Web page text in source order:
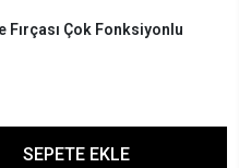
Fırçası Çok Fonksiyonlu
SEPETE EKLE